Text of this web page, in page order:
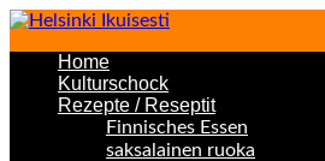
Home
Kulturschock
Rezepte / Reseptit
Finnisches Essen
saksalainen ruoka